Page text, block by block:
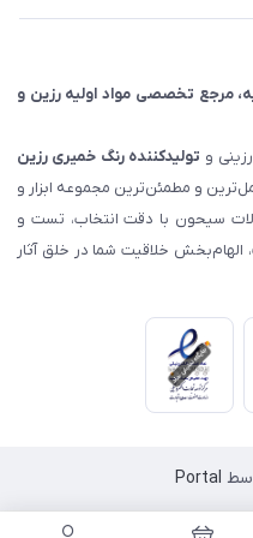
بیش از ۸ سال تجربه، مرجع تخصصی مواد اولیه رزین و
و تولیدکننده رنگ خمیری رزین
و مطمئن‌ترین مجموعه ابزار و
سیحون با دقت انتخاب، تست و
الهام‌بخش خلاقیت شما در خلق آثار
Portal